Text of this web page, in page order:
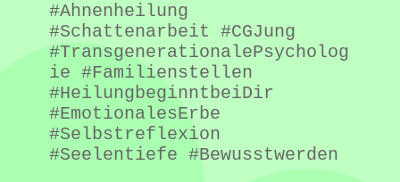
#Ahnenheilung
#Schattenarbeit #CGJung
#TransgenerationalePsycholog
ie #Familienstellen
#HeilungbeginntbeiDir
#EmotionalesErbe
#Selbstreflexion
#Seelentiefe #Bewusstwerden